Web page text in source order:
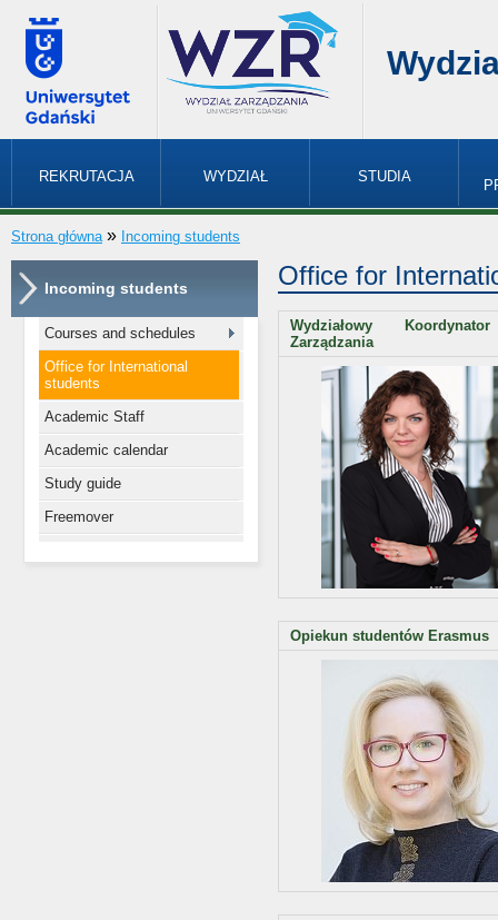
REKRUTACJA WYDZIAŁ STUDIA
Strona główna » Incoming students
Incoming students
Courses and schedules
Office for International
students
Academic Staff
Academic calendar
Study guide
Freemover
Office for
Wydziałowy
Zarządzania
Opiekun studentów Erasmus